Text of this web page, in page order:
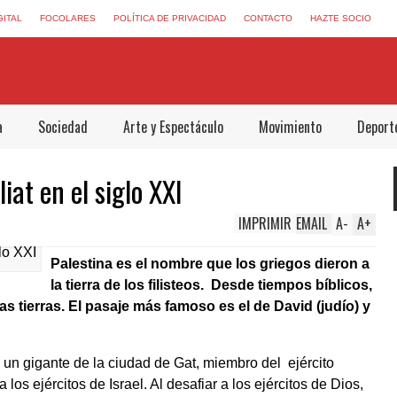
FOCOLARES POLÍTICA DE PRIVACIDAD CONTACTO HAZTE SOCIO
Sociedad Arte y Espectáculo Movimiento
en el siglo XXI
A+
A-
EMAIL
IMPRIMIR
Palestina es el nombre que los griegos dieron a
la tierra de los filisteos. Desde tiempos bíblicos,
tierras. El pasaje más famoso es el de David (judío) y
gigante de la ciudad de Gat, miembro del ejército
los ejércitos de Israel. Al desafiar a los ejércitos de Dios,